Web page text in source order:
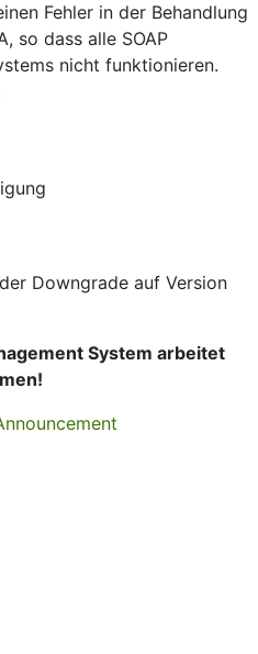
Fehler in der Behandlung
so dass alle SOAP
nicht funktionieren.
Downgrade auf Version
System arbeitet